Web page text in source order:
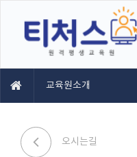
교육원소개
오시는길